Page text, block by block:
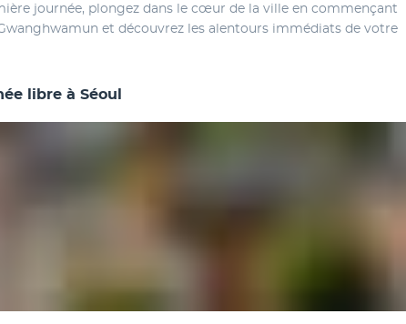
journée, plongez dans le cœur de la ville en commençant
et découvrez les alentours immédiats de votre
libre à Séoul